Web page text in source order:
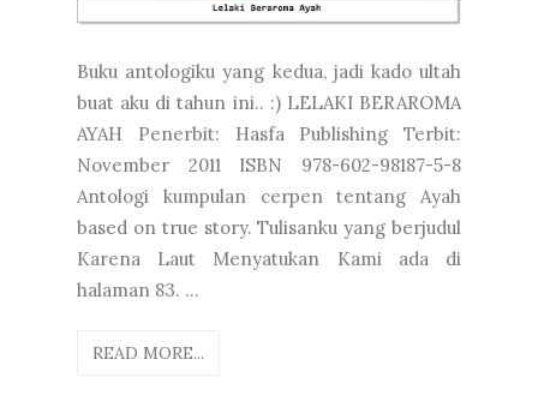
Buku antologiku yang kedua, jadi kado ultah
buat aku di tahun ini.. :) LELAKI BERAROMA
AYAH Penerbit: Hasfa Publishing Terbit:
November 2011 ISBN 978-602-98187-5-8
Antologi kumpulan cerpen tentang Ayah
based on true story. Tulisanku yang berjudul
Karena Laut Menyatukan Kami ada di
halaman 83. ...
READ MORE...